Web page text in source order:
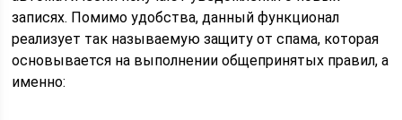
записях. Помимо удобства, данный функционал
реализует так называемую защиту от спама, которая
основывается на выполнении общепринятых правил, а
именно: